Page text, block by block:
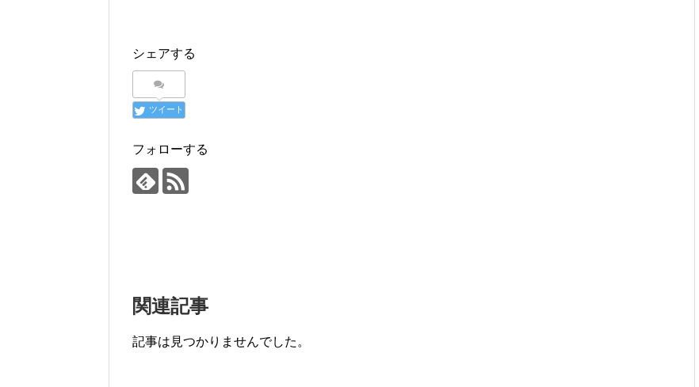
シェアする
ツイート
フォローする
関連記事
記事は見つかりませんでした。